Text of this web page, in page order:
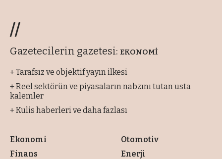
//
Gazetecilerin gazetesi: EKONOMİ
+ Tarafsız ve objektif yayın ilkesi
+ Reel sektörün ve piyasaların nabzını tutan usta
kalemler
+ Kulis haberleri ve daha fazlası
Ekonomi
Finans
Otomotiv
Enerji